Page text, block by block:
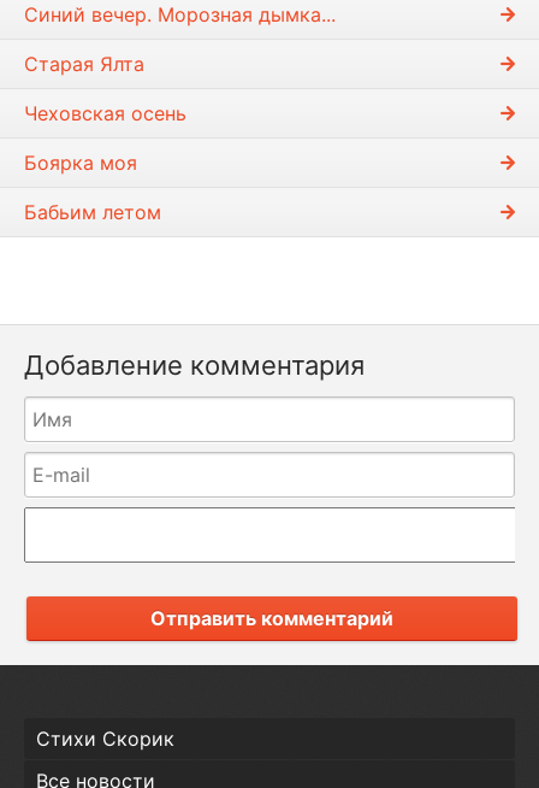
Синий вечер. Морозная дымка...
Старая Ялта
Чеховская осень
Боярка моя
Бабьим летом
Добавление комментария
Отправить комментарий
Стихи Скорик
Все новости